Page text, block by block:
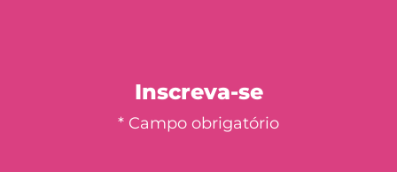
Inscreva-se
* Campo obrigatório